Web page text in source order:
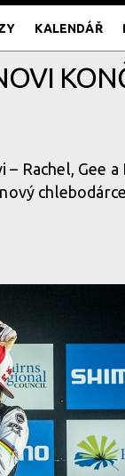
KALENDÁŘ
Rachel, Gee a